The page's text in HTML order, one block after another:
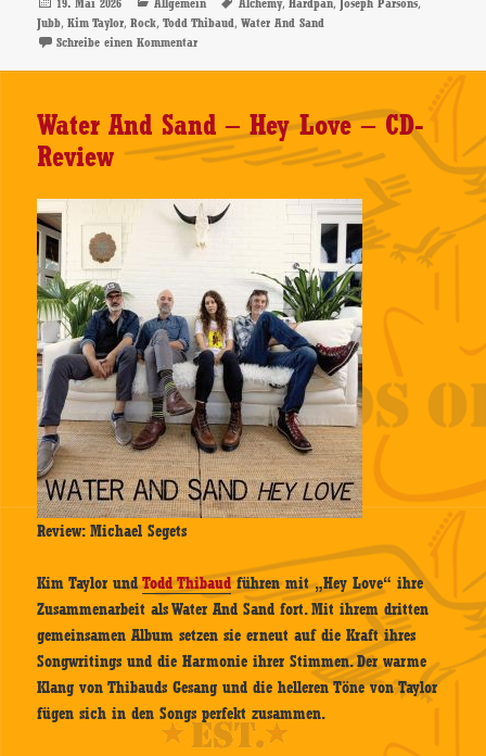
am
19. Mai 2026 Allgemein Alchemy Hardpan Joseph Parsons
Jubb,Kim Taylor,Rock,Todd Thibaud,Water And Sand
Schreibe einen Kommentarzu Todd Thibaud – Alchemy – CD-Review
Water And Sand – Hey Love – CD-
Review
Review: Michael Segets
Kim Taylor undTodd Thibaudführen mit „Hey Love“ ihre
Zusammenarbeit als Water And Sand fort. Mit ihrem dritten
gemeinsamen Album setzen sie erneut auf die Kraft ihres
Songwritings und die Harmonie ihrer Stimmen. Der warme
Klang von Thibauds Gesang und die helleren Töne von Taylor
fügen sich in den Songs perfekt zusammen.